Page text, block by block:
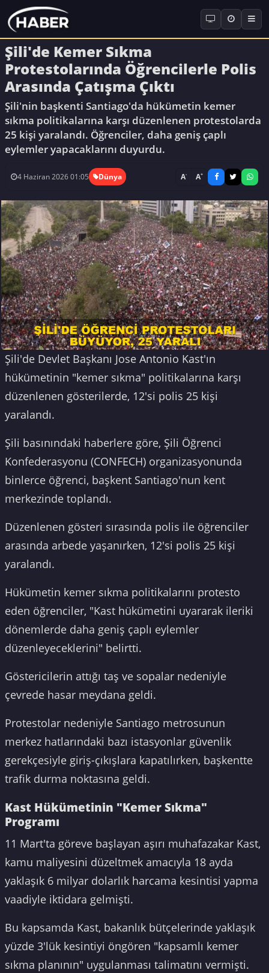
Şili'de Kemer Sıkma
Protestolarında Öğrencilerle Polis
Arasında Çatışma Çıktı
Şili'nin başkenti Santiago'da hükümetin kemer
sıkma politikalarına karşı düzenlenen protestolarda
25 kişi yaralandı. Öğrenciler, daha geniş çaplı
eylemler yapacaklarını duyurdu.
4 Haziran 2026 01:05 Dünya A- A+
Şili'de Devlet Başkanı Jose Antonio Kast'ın
hükümetinin "kemer sıkma" politikalarına karşı
düzenlenen gösterilerde, 12'si polis 25 kişi
yaralandı.
Şili basınındaki haberlere göre, Şili Öğrenci
Konfederasyonu (CONFECH) organizasyonunda
binlerce öğrenci, başkent Santiago'nun kent
merkezinde toplandı.
Düzenlenen gösteri sırasında polis ile öğrenciler
arasında arbede yaşanırken, 12'si polis 25 kişi
yaralandı.
Hükümetin kemer sıkma politikalarını protesto
eden öğrenciler, "Kast hükümetini uyararak ileriki
dönemlerde daha geniş çaplı eylemler
düzenleyeceklerini" belirtti.
Göstericilerin attığı taş ve sopalar nedeniyle
çevrede hasar meydana geldi.
Protestolar nedeniyle Santiago metrosunun
merkez hatlarındaki bazı istasyonlar güvenlik
gerekçesiyle giriş-çıkışlara kapatılırken, başkentte
trafik durma noktasına geldi.
Kast Hükümetinin "Kemer Sıkma"
Programı
11 Mart'ta göreve başlayan aşırı muhafazakar Kast,
kamu maliyesini düzeltmek amacıyla 18 ayda
yaklaşık 6 milyar dolarlık harcama kesintisi yapma
vaadiyle iktidara gelmişti.
Bu kapsamda Kast, bakanlık bütçelerinde yaklaşık
yüzde 3'lük kesintiyi öngören "kapsamlı kemer
sıkma planının" uygulanması talimatını vermişti.